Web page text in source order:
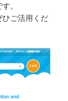
。
ひご活用くだ